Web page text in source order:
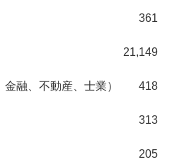
361
21,149
融、不動産、士業） 418
313
205